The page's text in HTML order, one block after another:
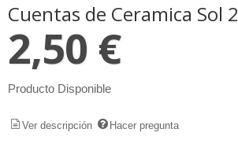
Cuentas de Ceramica Sol 2
2,50 €
Producto Disponible
Ver descripción Hacer pregunta